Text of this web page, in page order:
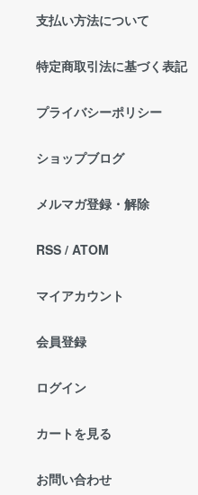
支払い方法について
特定商取引法に基づく表記
プライバシーポリシー
ショップブログ
メルマガ登録・解除
RSS / ATOM
マイアカウント
会員登録
ログイン
カートを見る
お問い合わせ